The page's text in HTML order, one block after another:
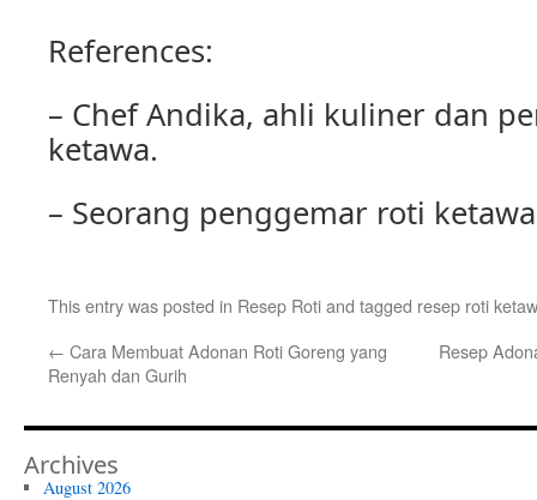
References:
– Chef Andika, ahli kuliner dan
ketawa.
– Seorang penggemar roti
This entry was posted in Resep Rotiand tagged resep roti
← Cara Membuat Adonan Roti Goreng yang
Renyah dan Gurih
Resep
Archives
August 2026